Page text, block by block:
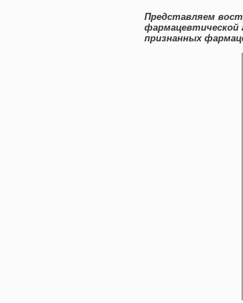
Представляем
фармацевтической
признанных